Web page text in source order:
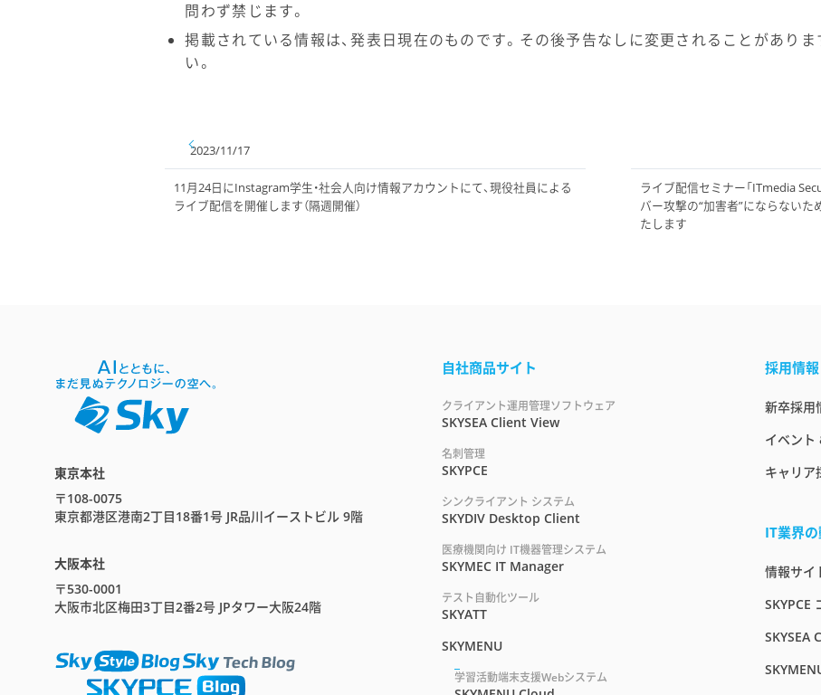
問わず禁じます。
掲載されている情報は、発表日現在のものです。その後予告なしに変更されることがあり
い。
2023/11/17
11月24日にInstagram学生・社会人向け情報アカウントにて、現役社員による
ライブ配信を開催します（隔週開催）
ライブ配信セミナー「ITmedia
バー攻撃の“加害者”にならないた
たします
東京本社
〒108-0075
東京都港区港南2丁目18番1号 JR品川イーストビル 9階
大阪本社
〒530-0001
大阪市北区梅田3丁目2番2号 JPタワー大阪24階
自社商品サイト
クライアント運用管理ソフトウェア
SKYSEA Client View
名刺管理
SKYPCE
シンクライアント システム
SKYDIV Desktop Client
医療機関向け IT機器管理システム
SKYMEC IT Manager
テスト自動化ツール
SKYATT
SKYMENU
学習活動端末支援Webシステム
採用情報
新卒採用
イベント
キャリア
IT業界
情報サイ
SKYPCE
SKYSEA